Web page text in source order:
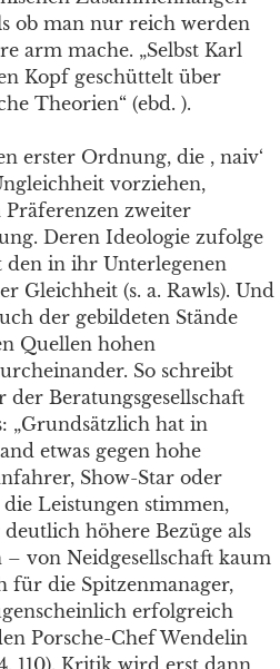
ob man nur reich werden
arm mache. „Selbst Karl
Kopf geschüttelt über
Theorien“ (ebd. ).
erster Ordnung, die , naiv‘
vorziehen,
zweiter
Deren Ideologie zufolge
in ihr Unterlegenen
Gleichheit (s. a. Rawls). Und
der gebildeten Stände
Quellen hohen
So schreibt
der Beratungsgesellschaft
„Grundsätzlich hat in
etwas gegen hohe
Show-Star oder
Leistungen stimmen,
höhere Bezüge als
von Neidgesellschaft kaum
für die Spitzenmanager,
erfolgreich
Porsche-Chef Wendelin
110). Kritik wird erst dann